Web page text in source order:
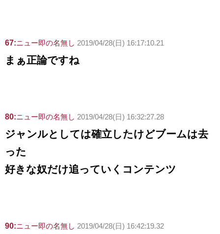
67:ニュー即の名無し 2019/04/28(日) 16:17:10.21
まぁ正論ですね
80:ニュー即の名無し 2019/04/28(日) 16:32:27.28
ジャンルとしては確立したけどブームは去
った
好きな奴だけ追っていくコンテンツ
90:ニュー即の名無し 2019/04/28(日) 16:42:19.32